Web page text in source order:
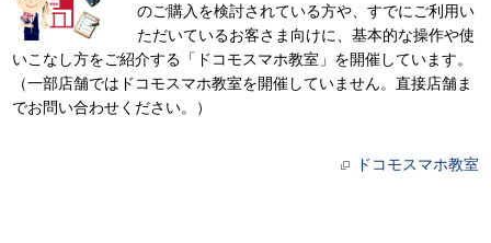
のご購入を検討されている方や、すでにご利用い
ただいているお客さま向けに、基本的な操作や使
いこなし方をご紹介する「ドコモスマホ教室」を開催しています。
（一部店舗ではドコモスマホ教室を開催していません。直接店舗ま
でお問い合わせください。）
ドコモスマホ教室